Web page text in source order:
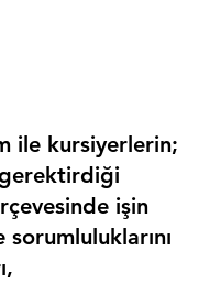
ile kursiyerlerin;
işin
sorumluluklarını